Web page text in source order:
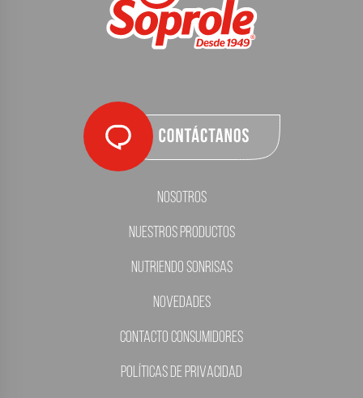
Nosotros
Nuestros Productos
Nutriendo Sonrisas
Novedades
Contacto Consumidores
Políticas de Privacidad